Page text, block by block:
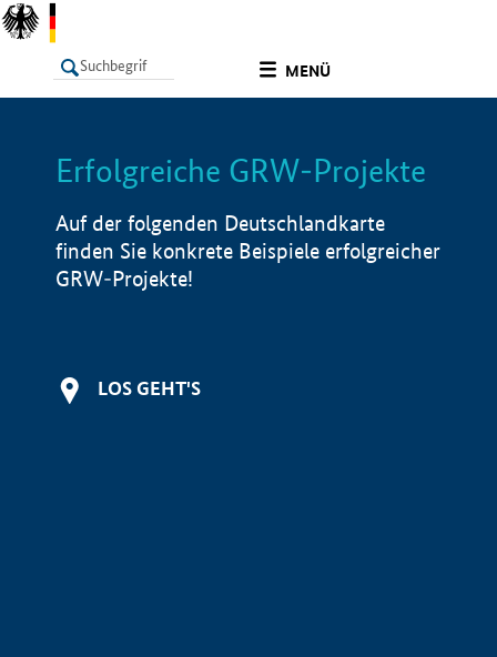
MENÜ
LISTE Info
Erfolgreiche GRW-Projekte
Auf der folgenden Deutschlandkarte
finden Sie konkrete Beispiele erfolgreicher
GRW-Projekte!
LOS GEHT'S